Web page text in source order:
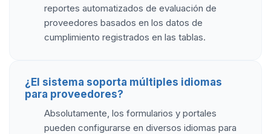
reportes automatizados de evaluación de
proveedores basados en los datos de
cumplimiento registrados en las tablas.
¿El sistema soporta múltiples idiomas
para proveedores?
Absolutamente, los formularios y portales
pueden configurarse en diversos idiomas para